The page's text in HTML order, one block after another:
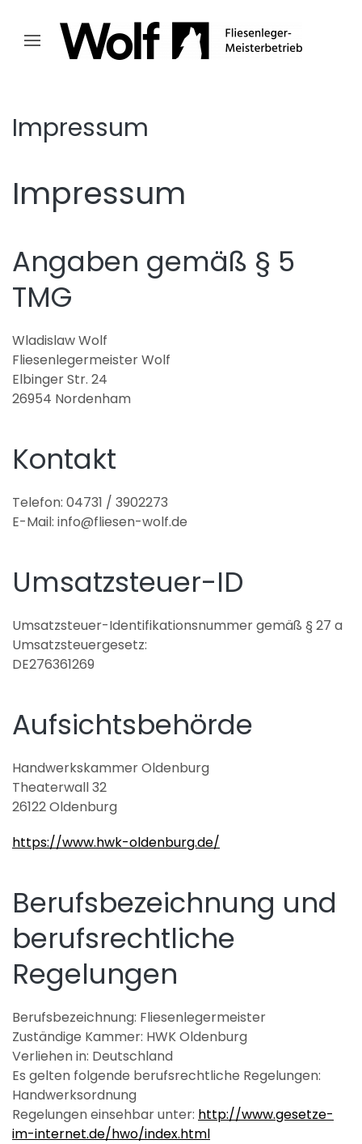
Impressum
Impressum
Angaben gemäß § 5
TMG
Wladislaw Wolf
Fliesenlegermeister Wolf
Elbinger Str. 24
26954 Nordenham
Kontakt
Telefon: 04731 / 3902273
E-Mail: info@fliesen-wolf.de
Umsatzsteuer-ID
Umsatzsteuer-Identifikationsnummer gemäß § 27 a
Umsatzsteuergesetz:
DE276361269
Aufsichtsbehörde
Handwerkskammer Oldenburg
Theaterwall 32
26122 Oldenburg
https://www.hwk-oldenburg.de/
Berufsbezeichnung und
berufsrechtliche
Regelungen
Berufsbezeichnung: Fliesenlegermeister
Zuständige Kammer: HWK Oldenburg
Verliehen in: Deutschland
Es gelten folgende berufsrechtliche Regelungen:
Handwerksordnung
Regelungen einsehbar unter: http://www.gesetze-
im-internet.de/hwo/index.html